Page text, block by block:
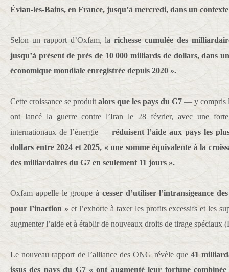
Évian-les-Bains, en France, jusqu’à mercredi, dans un
Selon un rapport d’Oxfam, larichesse cumulée des
jusqu’à présent de près de 10 000 milliards de dollars, dans
économique mondiale enregistrée depuis 2020 ».
Cette croissance se produit alors que les pays du G7 — y compris
ont lancé la guerre contre l’Iran le 28 février, avec une
internationaux de l’énergie —réduisent l’aide aux pays les
dollars entre 2024 et 2025, « une somme équivalente à la
des milliardaires du G7 en seulement 11 jours ».
Oxfam appelle le groupe à cesser d’utiliser l’intransigeance
pour l’inaction » et l’exhorte à taxer les profits excessifs et les
augmenter l’aide et à établir de nouveaux droits de tirage spéciaux
Le nouveau rapport de l’alliance des ONG révèle que 41
issus des pays du G7 « ont augmenté leur fortune